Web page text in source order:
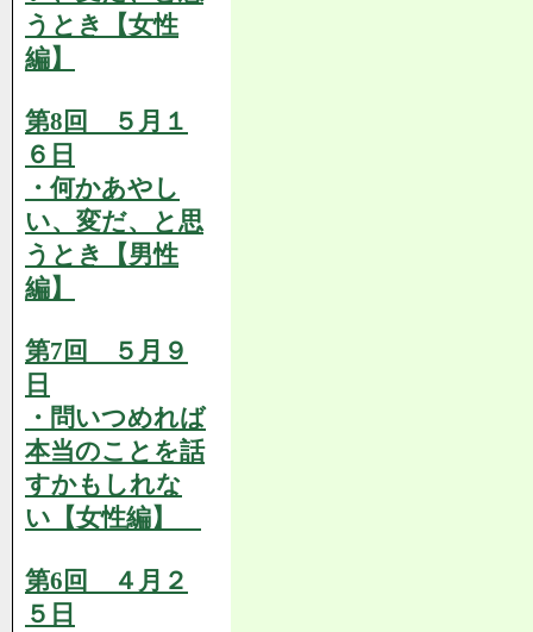
うとき【女性
編】
第8回 ５月１
６日
・何かあやし
い、変だ、と思
うとき【男性
編】
第7回 ５月９
日
・問いつめれば
本当のことを話
すかもしれな
い【女性編】
第6回 ４月２
５日